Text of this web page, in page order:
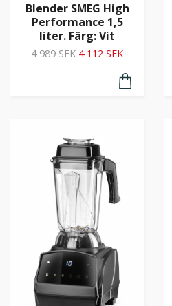
Blender SMEG High
Performance 1,5
liter. Färg: Vit
4 989 SEK 4 112 SEK